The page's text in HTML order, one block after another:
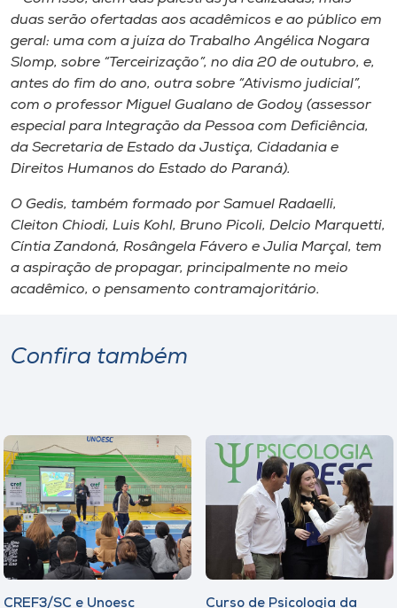
duas serão ofertadas aos acadêmicos e ao público em
geral: uma com a juíza do Trabalho Angélica Nogara
Slomp, sobre “Terceirização”, no dia 20 de outubro, e,
antes do fim do ano, outra sobre “Ativismo judicial”,
com o professor Miguel Gualano de Godoy (assessor
especial para Integração da Pessoa com Deficiência,
da Secretaria de Estado da Justiça, Cidadania e
Direitos Humanos do Estado do Paraná).
O Gedis, também formado por Samuel Radaelli,
Cleiton Chiodi, Luis Kohl, Bruno Picoli, Delcio Marquetti,
Cíntia Zandoná, Rosângela Fávero e Julia Marçal, tem
a aspiração de propagar, principalmente no meio
acadêmico, o pensamento contramajoritário.
Confira também
CREF3/SC e Unoesc
Curso de Psicologia da